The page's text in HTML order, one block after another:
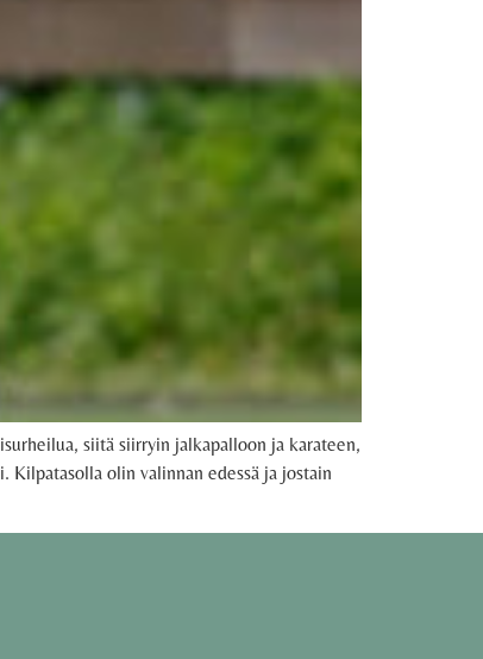
siitä siirryin jalkapalloon ja karateen,
Kilpatasolla olin valinnan edessä ja jostain